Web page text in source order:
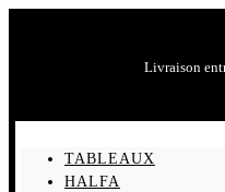
Livraison
TABLEAUX
HALFA